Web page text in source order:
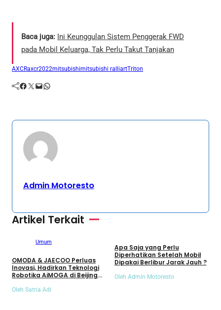
Baca juga: Ini Keunggulan Sistem Penggerak FWD
pada Mobil Keluarga, Tak Perlu Takut Tanjakan
AXCRaxcr2022mitsubishimitsubishi ralliartTriton
Facebook Twitter Mail WhatsApp
Admin Motoresto
Artikel Terkait
Umum
OMODA & JAECOO Perluas
Inovasi, Hadirkan Teknologi
Robotika AiMOGA di Beijing
Oleh Satria Adi
Apa Saja yang Perlu
Diperhatikan Setelah Mobil
Dipakai Berlibur Jarak Jauh ?
Oleh Admin Motoresto